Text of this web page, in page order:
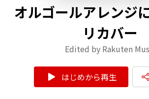
オルゴールアレンジ
リカバー
Edited by Rakuten
はじめから再生